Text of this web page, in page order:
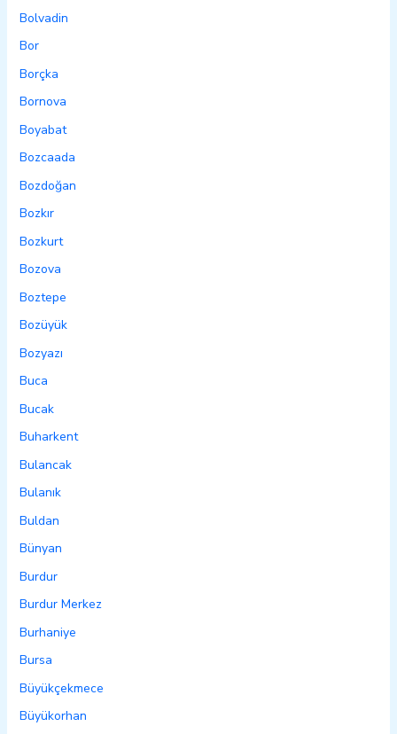
Bolvadin
Bor
Borçka
Bornova
Boyabat
Bozcaada
Bozdoğan
Bozkır
Bozkurt
Bozova
Boztepe
Bozüyük
Bozyazı
Buca
Bucak
Buharkent
Bulancak
Bulanık
Buldan
Bünyan
Burdur
Burdur Merkez
Burhaniye
Bursa
Büyükçekmece
Büyükorhan